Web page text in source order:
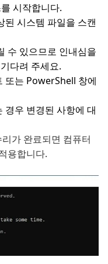
시작합니다.
된 시스템 파일을 스캔
수 있으므로 인내심을
다려 주세요.
또는 PowerShell 창에
경우 변경된 사항에 대
가 완료되면 컴퓨터
용합니다.